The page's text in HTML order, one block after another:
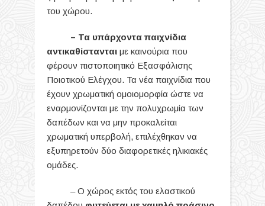
του χώρου.
– Τα υπάρχοντα παιχνίδια
αντικαθίστανται με καινούρια που
φέρουν πιστοποιητικό Εξασφάλισης
Ποιοτικού Ελέγχου. Τα νέα παιχνίδια που
έχουν χρωματική ομοιομορφία ώστε να
εναρμονίζονται με την πολυχρωμία των
δαπέδων και να μην προκαλείται
χρωματική υπερβολή, επιλέχθηκαν να
εξυπηρετούν δύο διαφορετικές ηλικιακές
ομάδες.
– Ο χώρος εκτός του ελαστικού